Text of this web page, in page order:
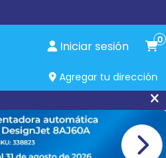
Iniciar sesión 0
Agregar tu dirección